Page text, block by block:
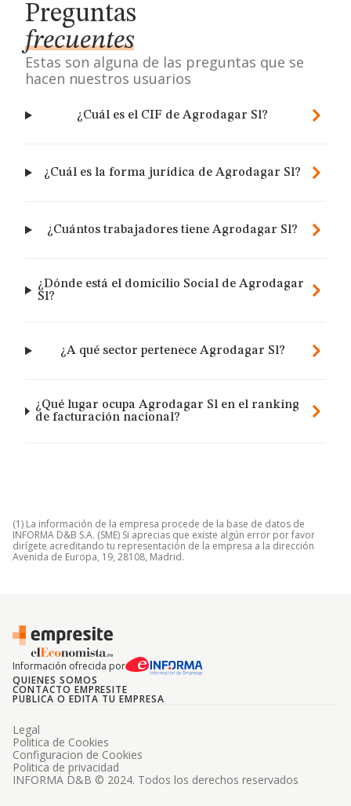
Preguntas
frecuentes
Estas son alguna de las preguntas que se
hacen nuestros usuarios
¿Cuál es el CIF de Agrodagar Sl?
¿Cuál es la forma jurídica de Agrodagar Sl?
¿Cuántos trabajadores tiene Agrodagar Sl?
¿Dónde está el domicilio Social de Agrodagar
Sl?
¿A qué sector pertenece Agrodagar Sl?
¿Qué lugar ocupa Agrodagar Sl en el ranking
de facturación nacional?
(1) La información de la empresa procede de la base de datos de
INFORMA D&B S.A. (SME) Si aprecias que existe algún error por favor
dirígete acreditando tu representación de la empresa a la dirección
Avenida de Europa, 19, 28108, Madrid.
Información ofrecida por
QUIENES SOMOS
CONTACTO EMPRESITE
PUBLICA O EDITA TU EMPRESA
INFORMA D&B © 2024. Todos los derechos reservados
Legal
Politica de Cookies
Configuracion de Cookies
Politica de privacidad